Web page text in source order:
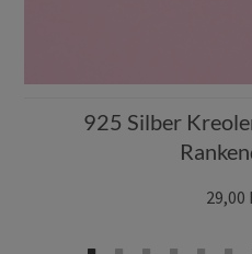
925 Silber
29,00